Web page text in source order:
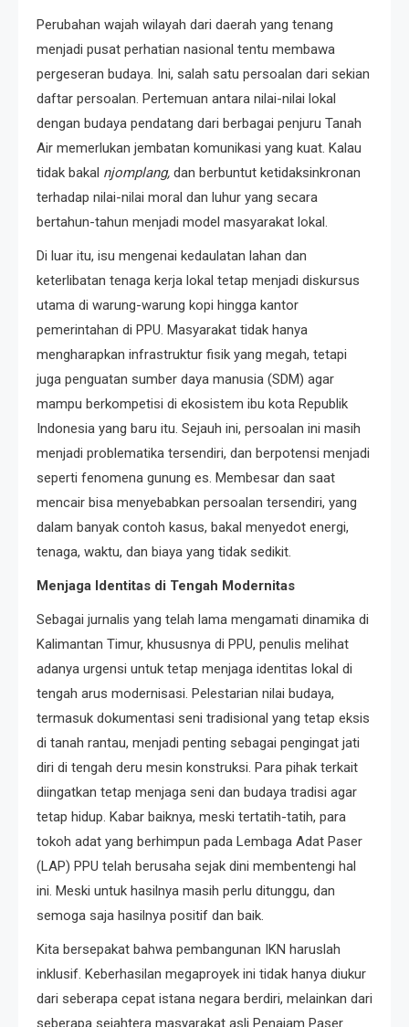
Perubahan wajah wilayah dari daerah yang tenang
menjadi pusat perhatian nasional tentu membawa
pergeseran budaya. Ini, salah satu persoalan dari sekian
daftar persoalan. Pertemuan antara nilai-nilai lokal
dengan budaya pendatang dari berbagai penjuru Tanah
Air memerlukan jembatan komunikasi yang kuat. Kalau
tidak bakal njomplang, dan berbuntut ketidaksinkronan
terhadap nilai-nilai moral dan luhur yang secara
bertahun-tahun menjadi model masyarakat lokal.
Di luar itu, isu mengenai kedaulatan lahan dan
keterlibatan tenaga kerja lokal tetap menjadi diskursus
utama di warung-warung kopi hingga kantor
pemerintahan di PPU. Masyarakat tidak hanya
mengharapkan infrastruktur fisik yang megah, tetapi
juga penguatan sumber daya manusia (SDM) agar
mampu berkompetisi di ekosistem ibu kota Republik
Indonesia yang baru itu. Sejauh ini, persoalan ini masih
menjadi problematika tersendiri, dan berpotensi menjadi
seperti fenomena gunung es. Membesar dan saat
mencair bisa menyebabkan persoalan tersendiri, yang
dalam banyak contoh kasus, bakal menyedot energi,
tenaga, waktu, dan biaya yang tidak sedikit.
Menjaga Identitas di Tengah Modernitas
Sebagai jurnalis yang telah lama mengamati dinamika di
Kalimantan Timur, khususnya di PPU, penulis melihat
adanya urgensi untuk tetap menjaga identitas lokal di
tengah arus modernisasi. Pelestarian nilai budaya,
termasuk dokumentasi seni tradisional yang tetap eksis
di tanah rantau, menjadi penting sebagai pengingat jati
diri di tengah deru mesin konstruksi. Para pihak terkait
diingatkan tetap menjaga seni dan budaya tradisi agar
tetap hidup. Kabar baiknya, meski tertatih-tatih, para
tokoh adat yang berhimpun pada Lembaga Adat Paser
(LAP) PPU telah berusaha sejak dini membentengi hal
ini. Meski untuk hasilnya masih perlu ditunggu, dan
semoga saja hasilnya positif dan baik.
Kita bersepakat bahwa pembangunan IKN haruslah
inklusif. Keberhasilan megaproyek ini tidak hanya diukur
dari seberapa cepat istana negara berdiri, melainkan dari
seberapa sejahtera masyarakat asli Penajam Paser